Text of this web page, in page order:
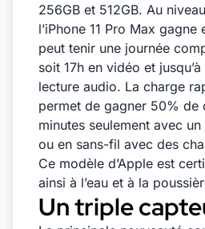
256GB et 512GB. Au
l’iPhone 11 Pro Max
peut tenir une journée
soit 17h en vidéo et
lecture audio. La charge
permet de gagner 50% de
minutes seulement avec
ou en sans-fil avec des
Ce modèle d’Apple est
ainsi à l’eau et à la
Un triple